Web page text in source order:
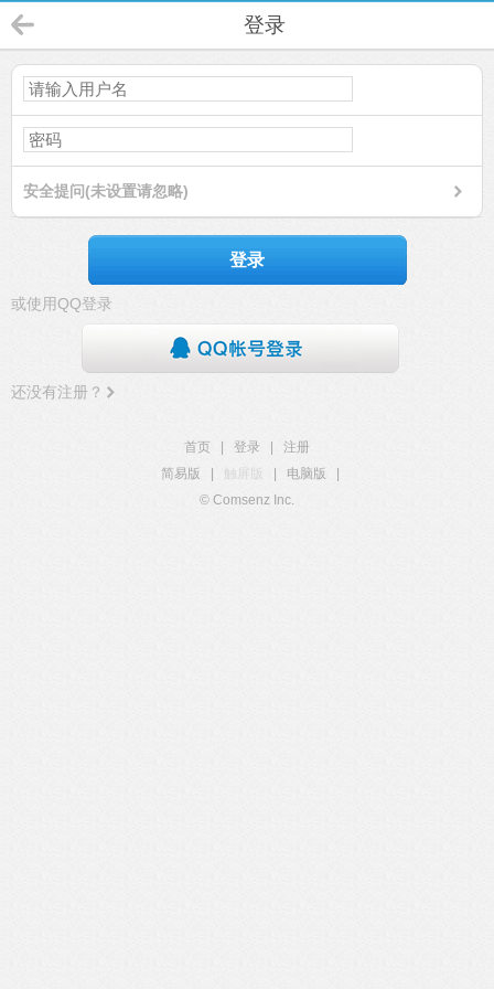
登录
安全提问(未设置请忽略)
登录
或使用QQ登录
还没有注册？
首页 登录
注册
简易版
触屏版 电脑版
© Comsenz Inc.